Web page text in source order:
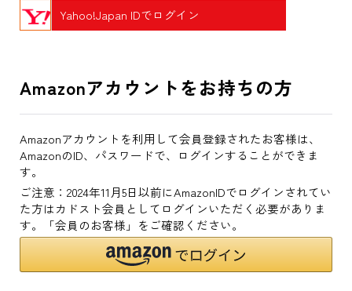
Yahoo!Japan IDでログイン
Amazonアカウントをお持ちの方
Amazonアカウントを利用して会員登録されたお客様は、
AmazonのID、パスワードで、ログインすることができま
す。
ご注意：2024年11月5日以前にAmazonIDでログインされてい
た方はカドスト会員としてログインいただく必要がありま
す。「会員のお客様」をご確認ください。